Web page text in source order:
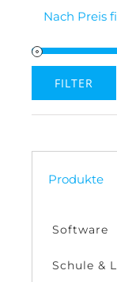
Nach Preis
Preis
Preis
FILTER
Produkte
Software
Schule &